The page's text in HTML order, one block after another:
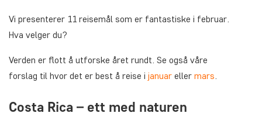
Vi presenterer 11 reisemål som er fantastiske i februar.
Hva velger du?
Verden er flott å utforske året rundt. Se også våre
forslag til hvor det er best å reise i januar eller mars.
Costa Rica – ett med naturen